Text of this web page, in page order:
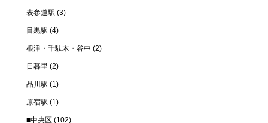
表参道駅 (3)
目黒駅 (4)
根津・千駄木・谷中 (2)
日暮里 (2)
品川駅 (1)
原宿駅 (1)
■中央区 (102)